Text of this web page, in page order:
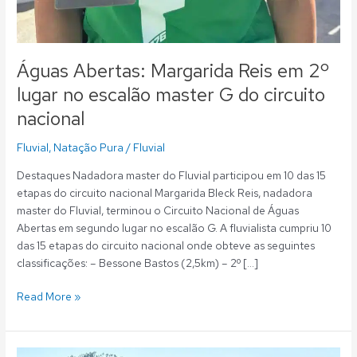
Águas Abertas: Margarida Reis em 2º
lugar no escalão master G do circuito
nacional
Fluvial, Natação Pura / Fluvial
Destaques Nadadora master do Fluvial participou em 10 das 15
etapas do circuito nacional Margarida Bleck Reis, nadadora
master do Fluvial, terminou o Circuito Nacional de Águas
Abertas em segundo lugar no escalão G. A fluvialista cumpriu 10
das 15 etapas do circuito nacional onde obteve as seguintes
classificações: – Bessone Bastos (2,5km) – 2º […]
Read More »